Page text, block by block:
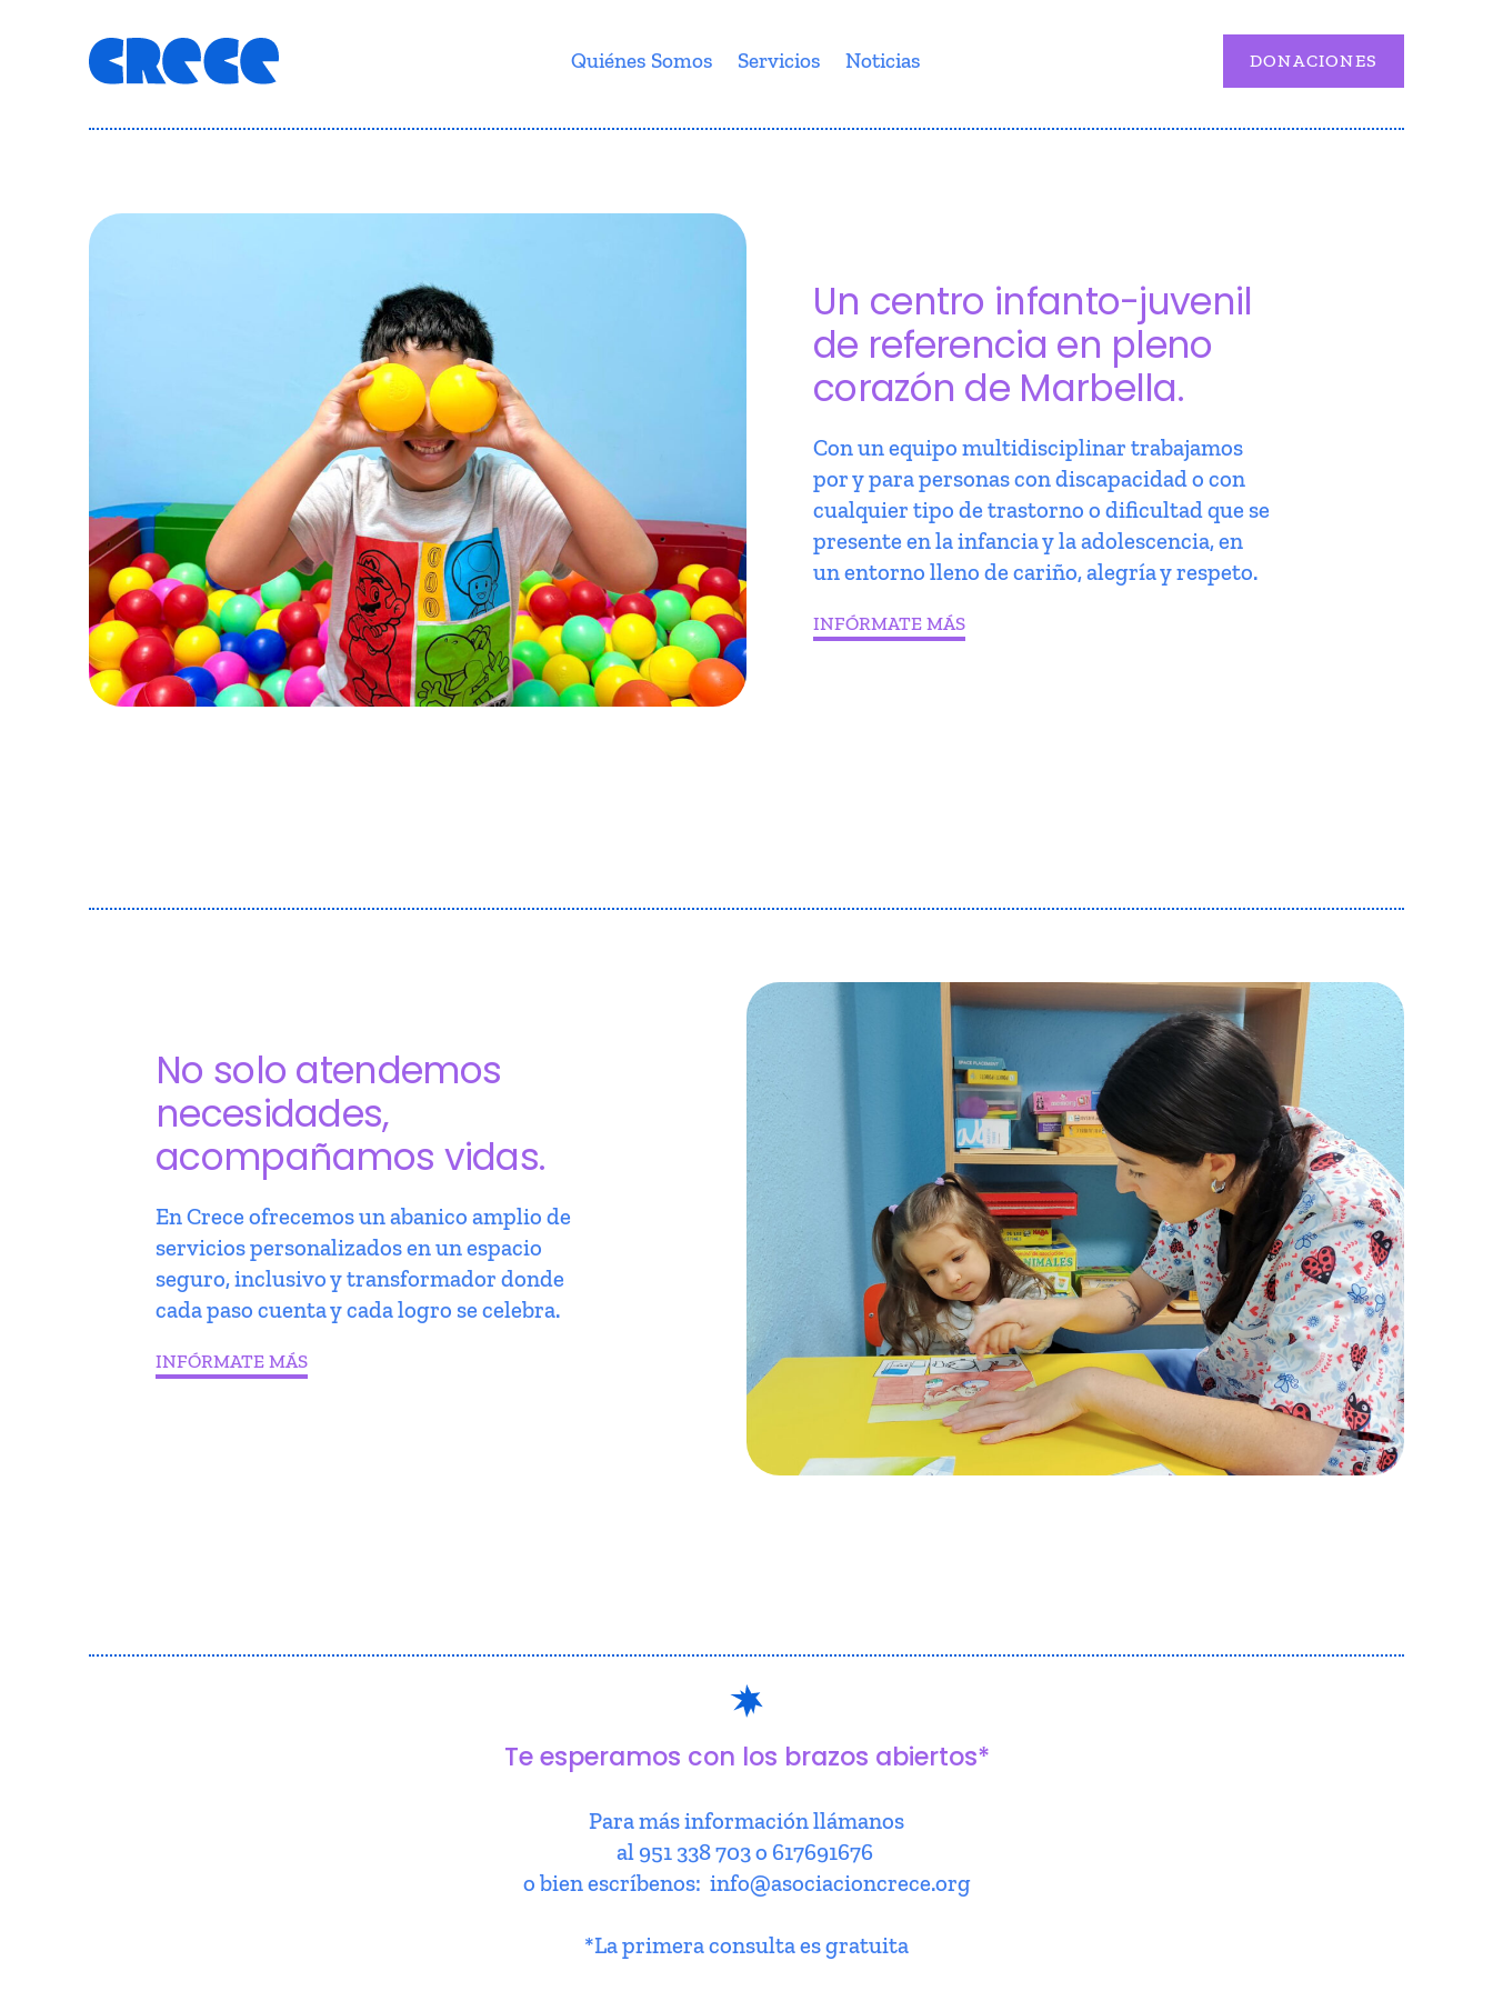
Quiénes Somos Servicios Noticias DONACIONES
Un centro infanto-juvenil
de referencia en pleno
corazón de Marbella.
Con un equipo multidisciplinar trabajamos
por y para personas con discapacidad o con
cualquier tipo de trastorno o dificultad que se
presente en la infancia y la adolescencia, en
un entorno lleno de cariño, alegría y respeto.
INFÓRMATE MÁS
No solo atendemos
necesidades,
acompañamos vidas.
En Crece ofrecemos un abanico amplio de
servicios personalizados en un espacio
seguro, inclusivo y transformador donde
cada paso cuenta y cada logro se celebra.
INFÓRMATE MÁS
Te esperamos con los brazos abiertos*
Para más información llámanos
al 951 338 703 o 617691676
o bien escríbenos: info@asociacioncrece.org
*La primera consulta es gratuita